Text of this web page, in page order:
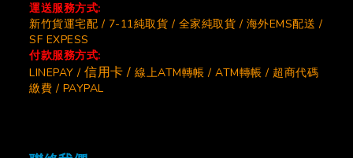
運送服務方式:
新竹貨運宅配 / 7-11純取貨 / 全家純取貨 / 海外EMS配送 /
SF EXPESS
付款服務方式:
LINEPAY / 信用卡 / 線上ATM轉帳 / ATM轉帳 / 超商代碼
繳費 / PAYPAL